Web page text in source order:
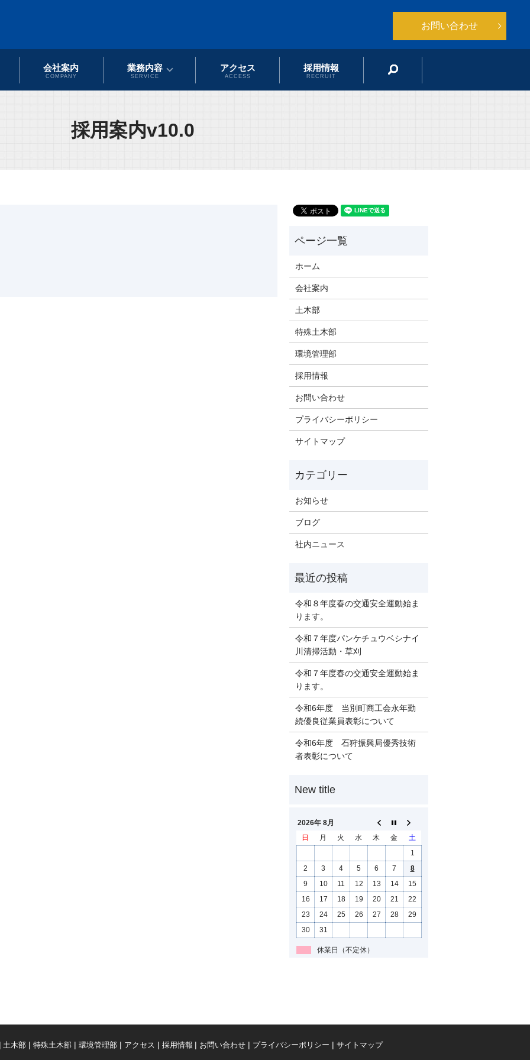
お問い合わせ
会社案内
COMPANY
業務内容
SERVICE
アクセス
ACCESS
採用情報
RECRUIT
search
採用案内v10.0
ホーム
会社案内
土木部
特殊土木部
環境管理部
採用情報
お問い合わせ
プライバシーポリシー
サイトマップ
お知らせ
ブログ
社内ニュース
令和８年度春の交通安全運動始ま
ります。
令和７年度パンケチュウベシナイ
川清掃活動・草刈
令和７年度春の交通安全運動始ま
ります。
令和6年度 当別町商工会永年勤
続優良従業員表彰について
令和6年度 石狩振興局優秀技術
者表彰について
2026年 8月
日
月 火 水 木 金
土
1
2
3 4 5 6 7
8
9
10 11 12 13 14
15
16
17 18 19 20 21
22
23
24 25 26 27 28
29
30
31
休業日（不定休）
土木部 特殊土木部 環境管理部 アクセス 採用情報 お問い合わせ プライバシーポリシー サイトマップ